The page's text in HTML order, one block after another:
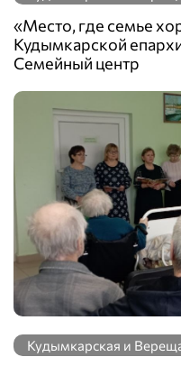
«Место, где семье
Кудымкарской
Семейный центр
Кудымкарская и